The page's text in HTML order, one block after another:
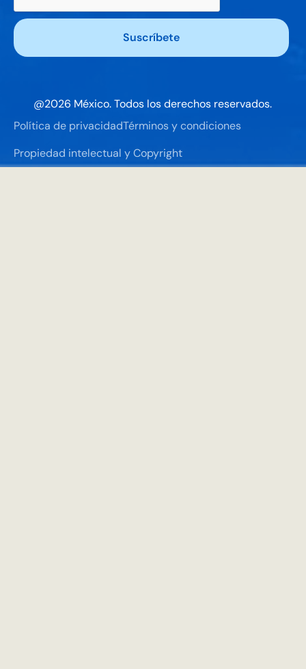
@2026 México. Todos los derechos reservados.
Política de privacidadTérminos y condiciones
Propiedad intelectual y Copyright